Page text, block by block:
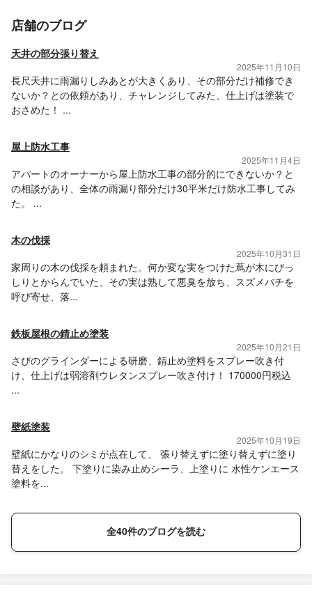
店舗のブログ
天井の部分張り替え
2025年11月10日
長尺天井に雨漏りしみあとが大きくあり、その部分だけ補修でき
ないか？との依頼があり、チャレンジしてみた、仕上げは塗装で
おさめた！ ...
屋上防水工事
2025年11月4日
アパートのオーナーから屋上防水工事の部分的にできないか？と
の相談があり、全体の雨漏り部分だけ30平米だけ防水工事してみ
た。 ...
木の伐採
2025年10月31日
家周りの木の伐採を頼まれた。何か変な実をつけた蔦が木にびっ
しりとからんでいた、その実は熟して悪臭を放ち、スズメバチを
呼び寄せ、落...
鉄板屋根の錆止め塗装
2025年10月21日
さびのグラインダーによる研磨、錆止め塗料をスプレー吹き付
け、仕上げは弱溶剤ウレタンスプレー吹き付け！ 170000円税込
...
壁紙塗装
2025年10月19日
壁紙にかなりのシミが点在して、 張り替えずに塗り替えずに塗り
替えをした。 下塗りに染み止めシーラ、上塗りに 水性ケンエース
塗料を...
全40件のブログを読む